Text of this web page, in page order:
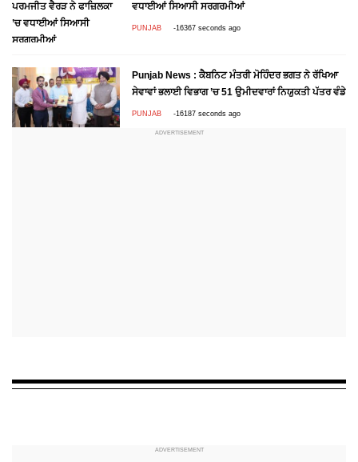
ਵਧਾਈਆਂ ਸਿਆਸੀ ਸਰਗਰਮੀਆਂ
PUNJAB -16367 seconds ago
Punjab News : ਕੈਬਨਿਟ ਮੰਤਰੀ ਮੋਹਿੰਦਰ ਭਗਤ ਨੇ ਰੱਖਿਆ
ਸੇਵਾਵਾਂ ਭਲਾਈ ਵਿਭਾਗ ’ਚ 51 ਉਮੀਦਵਾਰਾਂ ਨਿਯੁਕਤੀ ਪੱਤਰ ਵੰਡੇ
PUNJAB -16187 seconds ago